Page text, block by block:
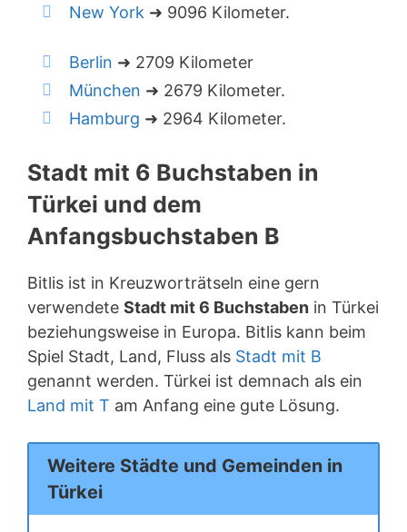
New York ➜ 9096 Kilometer.
Berlin ➜ 2709 Kilometer
München ➜ 2679 Kilometer.
Hamburg ➜ 2964 Kilometer.
Stadt mit 6 Buchstaben in
Türkei und dem
Anfangsbuchstaben B
Bitlis ist in Kreuzworträtseln eine gern
verwendete Stadt mit 6 Buchstaben in Türkei
beziehungsweise in Europa. Bitlis kann beim
Spiel Stadt, Land, Fluss als Stadt mit B
genannt werden. Türkei ist demnach als ein
Land mit T am Anfang eine gute Lösung.
Weitere Städte und Gemeinden in
Türkei